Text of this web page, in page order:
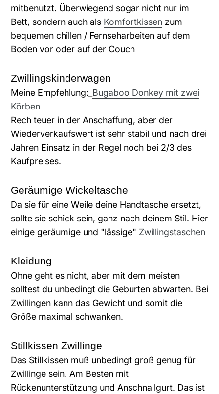
mitbenutzt. Überwiegend sogar nicht nur im
Bett, sondern auch als Komfortkissen zum
bequemen chillen / Fernseharbeiten auf dem
Boden vor oder auf der Couch
Zwillingskinderwagen
Meine Empfehlung:_ Bugaboo Donkey mit zwei
Körben
Rech teuer in der Anschaffung, aber der
Wiederverkaufswert ist sehr stabil und nach drei
Jahren Einsatz in der Regel noch bei 2/3 des
Kaufpreises.
Geräumige Wickeltasche
Da sie für eine Weile deine Handtasche ersetzt,
sollte sie schick sein, ganz nach deinem Stil. Hier
einige geräumige und "lässige" Zwillingstaschen
Kleidung
Ohne geht es nicht, aber mit dem meisten
solltest du unbedingt die Geburten abwarten. Bei
Zwillingen kann das Gewicht und somit die
Größe maximal schwanken.
Stillkissen Zwillinge
Das Stillkissen muß unbedingt groß genug für
Zwillinge sein. Am Besten mit
Rückenunterstützung und Anschnallgurt. Das ist